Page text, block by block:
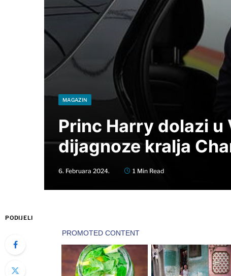
MAGAZIN
Princ Harry dolazi
dijagnoze kralja
6. Februara 2024. 1 Min Read
PODIJELI